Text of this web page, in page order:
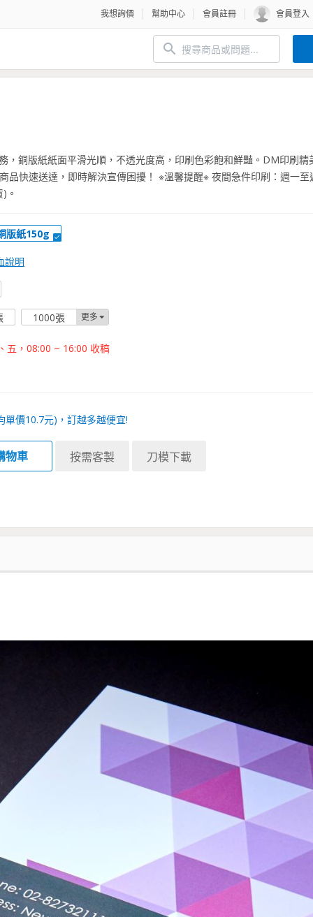
我想詢價 幫助中心 會員註冊 會員登入
，銅版紙紙面平滑光順，不透光度高，印刷色彩飽和鮮豔。DM印刷精
品快速送達，即時解決宣傳困擾！ ※溫馨提醒※ 夜間急件印刷：週一至
。
版紙150g
說明
1000張 更多
五，08:00 ~ 16:00 收稿
單價10.7元)，訂越多越便宜!
物車 按需客製 刀模下載